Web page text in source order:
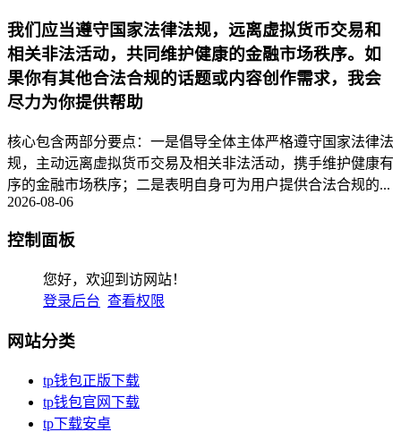
我们应当遵守国家法律法规，远离虚拟货币交易和
相关非法活动，共同维护健康的金融市场秩序。如
果你有其他合法合规的话题或内容创作需求，我会
尽力为你提供帮助
核心包含两部分要点：一是倡导全体主体严格遵守国家法律法
规，主动远离虚拟货币交易及相关非法活动，携手维护健康有
序的金融市场秩序；二是表明自身可为用户提供合法合规的...
2026-08-06
控制面板
您好，欢迎到访网站！
登录后台 查看权限
网站分类
tp钱包正版下载
tp钱包官网下载
tp下载安卓